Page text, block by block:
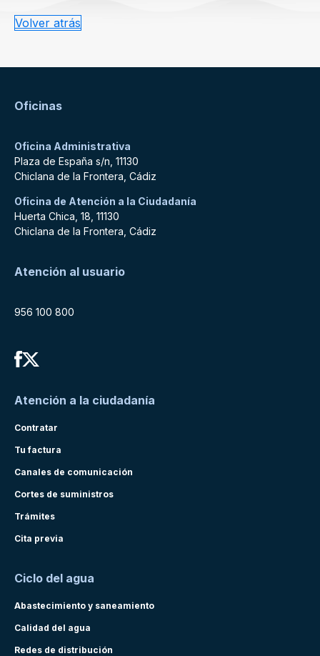
Volver atrás
Oficinas
Oficina Administrativa
Plaza de España s/n, 11130
Chiclana de la Frontera, Cádiz
Oficina de Atención a la Ciudadanía
Huerta Chica, 18, 11130
Chiclana de la Frontera, Cádiz
Atención al usuario
956 100 800
Atención a la ciudadanía
Contratar
Tu factura
Canales de comunicación
Cortes de suministros
Trámites
Cita previa
Ciclo del agua
Abastecimiento y saneamiento
Calidad del agua
Redes de distribución